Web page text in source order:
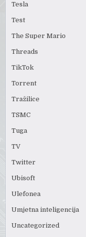
Tesla
Test
The Super Mario
Threads
TikTok
Torrent
Tražilice
TSMC
Tuga
TV
Twitter
Ubisoft
Ulefonea
Umjetna inteligencija
Uncategorized